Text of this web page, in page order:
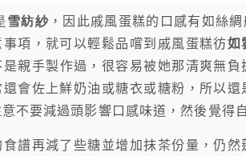
雪紡紗 ，因此戚風蛋糕的口感有如絲
項，就可以輕鬆品嚐到戚風蛋糕彷如
是親手製作過，很容易被她那清爽無
還會佐上鮮奶油或糖衣或糖粉，所以
不要減過頭影響口感味道，然後覺得
譜再減了些糖並增加抹茶份量，仍